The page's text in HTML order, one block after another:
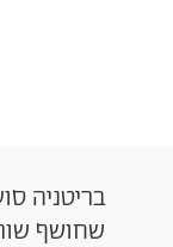
שחושף